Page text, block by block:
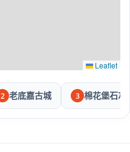
Leaflet
2 老底嘉古城 3 棉花堡石灰